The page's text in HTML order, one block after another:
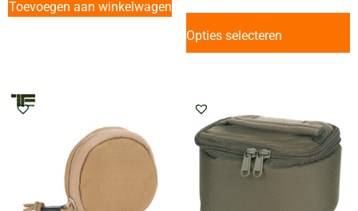
Toevoegen aan winkelwagen
Opties selecteren